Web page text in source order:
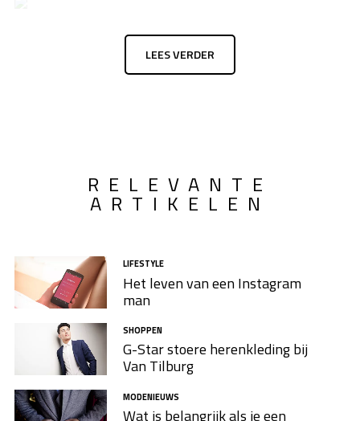
LEES VERDER
RELEVANTE
ARTIKELEN
LIFESTYLE
Het leven van een Instagram
man
SHOPPEN
G-Star stoere herenkleding bij
Van Tilburg
MODENIEUWS
Wat is belangrijk als je een